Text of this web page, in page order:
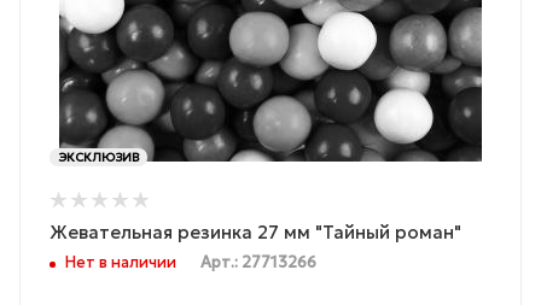
ЭКСКЛЮЗИВ
Жевательная резинка 27 мм "Тайный роман"
Нет в наличии Арт.: 27713266